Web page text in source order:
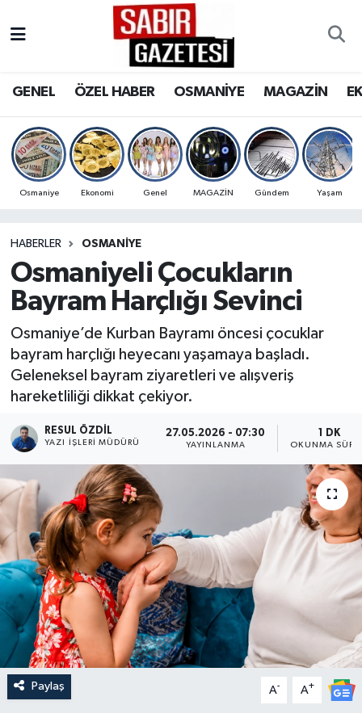
GENEL ÖZEL HABER OSMANİYE MAGAZİN
Osmaniye Ekonomi Genel MAGAZİN Gündem Yaşam
HABERLER OSMANIYE
Osmaniyeli Çocukların
Bayram Harçlığı Sevinci
Osmaniye’de Kurban Bayramı öncesi çocuklar
bayram harçlığı heyecanı yaşamaya başladı.
Geleneksel bayram ziyaretleri ve alışveriş
hareketliliği dikkat çekiyor.
RESUL ÖZDIL
YAZI İŞLERI MÜDÜRÜ
27.05.2026 - 07:30
YAYINLANMA
1 DK
OKUNMA
Paylaş A- A+
OSMANİYE
MAGAZİN
SPOR
RESMİ İLANLAR
Osmaniye Nöbetçi Eczaneler
Osmaniye Trafik Yoğunluk Haritası
Süper Lig Puan Durumu ve Fikstür
Son Dakika Haberleri
Haber Arşivi